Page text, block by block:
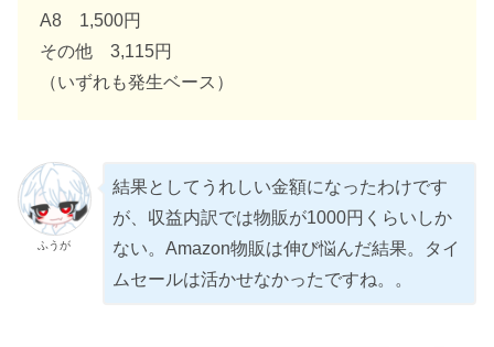
A8 1,500円
その他 3,115円
（いずれも発生ベース）
ふうが
結果としてうれしい金額になったわけです
が、収益内訳では物販が1000円くらいしか
ない。Amazon物販は伸び悩んだ結果。タイ
ムセールは活かせなかったですね。。